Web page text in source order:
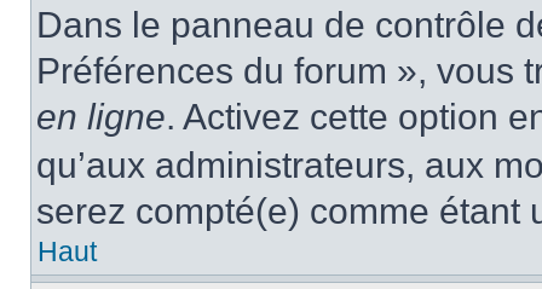
Dans le panneau de contrôle
Préférences du forum », vous
en ligne. Activez cette option
qu’aux administrateurs, aux
serez compté(e) comme étant
Haut